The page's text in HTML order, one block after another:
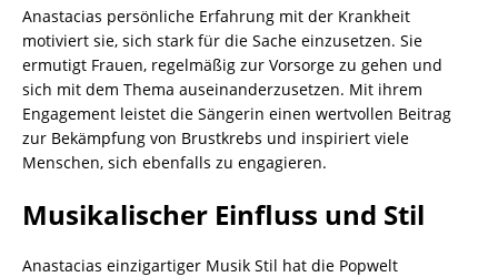
Anastacias persönliche Erfahrung mit der Krankheit
motiviert sie, sich stark für die Sache einzusetzen. Sie
ermutigt Frauen, regelmäßig zur Vorsorge zu gehen und
sich mit dem Thema auseinanderzusetzen. Mit ihrem
Engagement leistet die Sängerin einen wertvollen Beitrag
zur Bekämpfung von Brustkrebs und inspiriert viele
Menschen, sich ebenfalls zu engagieren.
Musikalischer Einfluss und Stil
Anastacias einzigartiger Musik Stil hat die Popwelt